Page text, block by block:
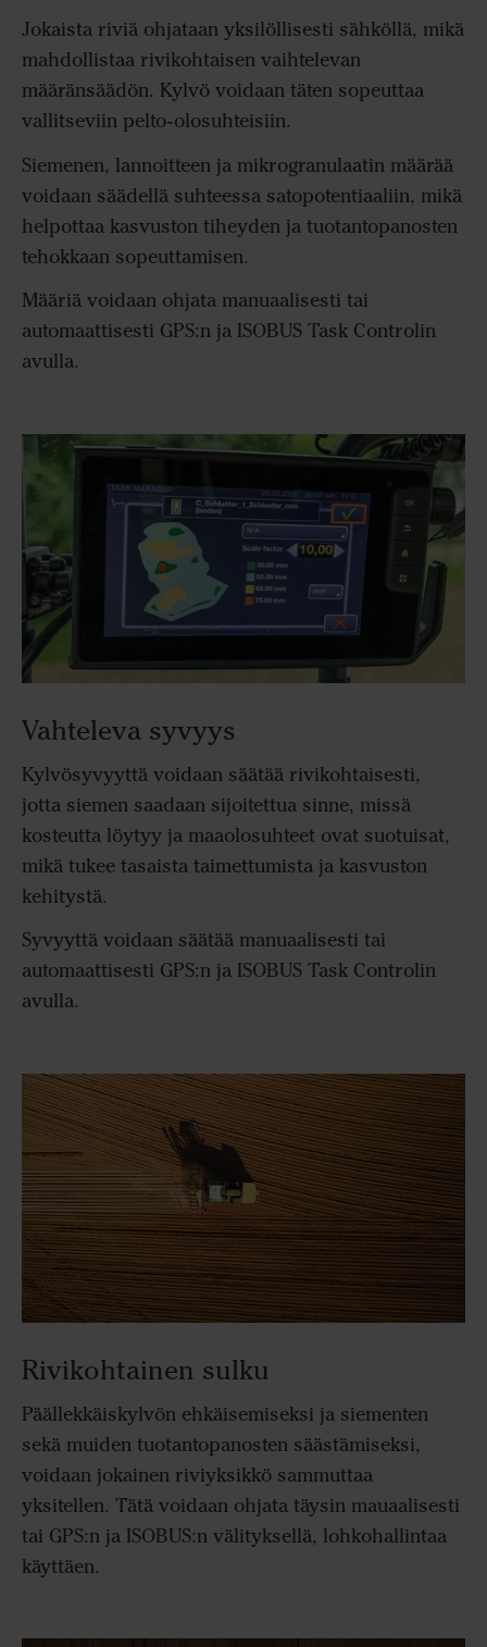
Jokaista riviä ohjataan yksilöllisesti sähköllä, mikä
mahdollistaa rivikohtaisen vaihtelevan
määränsäädön. Kylvö voidaan täten sopeuttaa
vallitseviin pelto-olosuhteisiin.
Siemenen, lannoitteen ja mikrogranulaatin määrää
voidaan säädellä suhteessa satopotentiaaliin, mikä
helpottaa kasvuston tiheyden ja tuotantopanosten
tehokkaan sopeuttamisen.
Määriä voidaan ohjata manuaalisesti tai
automaattisesti GPS:n ja ISOBUS Task Controlin
avulla.
Vahteleva syvyys
Kylvösyvyyttä voidaan säätää rivikohtaisesti,
jotta siemen saadaan sijoitettua sinne, missä
kosteutta löytyy ja maaolosuhteet ovat suotuisat,
mikä tukee tasaista taimettumista ja kasvuston
kehitystä.
Syvyyttä voidaan säätää manuaalisesti tai
automaattisesti GPS:n ja ISOBUS Task Controlin
avulla.
Rivikohtainen sulku
Päällekkäiskylvön ehkäisemiseksi ja siementen
sekä muiden tuotantopanosten säästämiseksi,
voidaan jokainen riviyksikkö sammuttaa
yksitellen. Tätä voidaan ohjata täysin mauaalisesti
tai GPS:n ja ISOBUS:n välityksellä, lohkohallintaa
käyttäen.